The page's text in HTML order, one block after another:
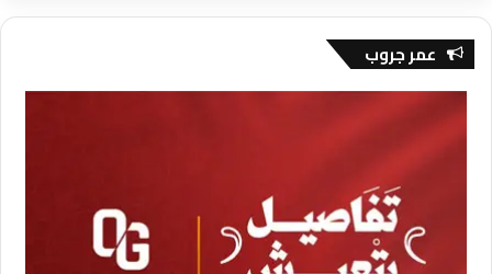
عمر جروب